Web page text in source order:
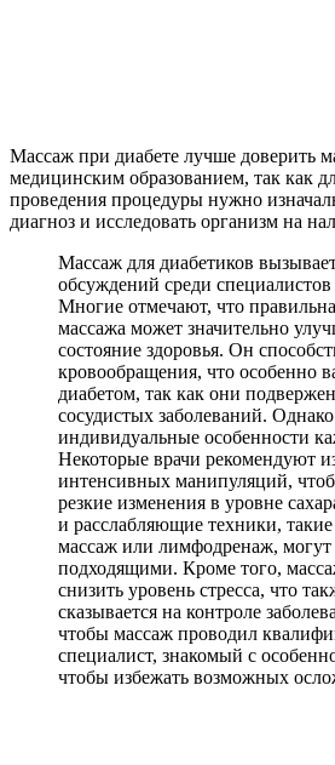
Массаж при диабете лучше доверить
медицинским образованием, так как
проведения процедуры нужно
диагноз и исследовать организм на
Массаж для диабетиков
обсуждений среди
Многие отмечают, что
массажа может значительно
состояние здоровья. Он
кровообращения, что особенно
диабетом, так как они
сосудистых заболеваний.
индивидуальные особенности
Некоторые врачи рекомендуют
интенсивных манипуляций,
резкие изменения в уровне
и расслабляющие техники,
массаж или лимфодренаж, могут
подходящими. Кроме того,
снизить уровень стресса, что
сказывается на контроле
чтобы массаж проводил
специалист, знакомый с
чтобы избежать возможных